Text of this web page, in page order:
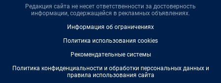
Редакция сайта не несет ответственности за достоверность
информации, содержащейся в рекламных объявлениях.
Информация об ограничениях
Политика использования cookies
Рекомендательные системы
Политика конфиденциальности и обработки персональных данных и
правила использования сайта